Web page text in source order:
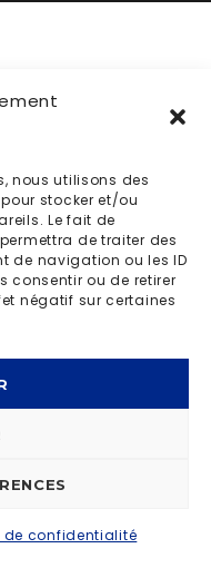
nous utilisons des
stocker et/ou
Le fait de
de traiter des
de navigation ou les ID
consentir ou de retirer
négatif sur certaines
de confidentialité